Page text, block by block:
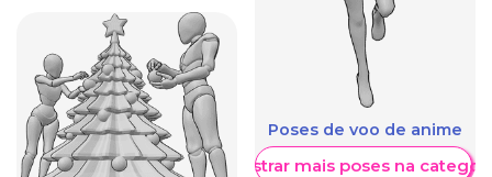
Poses de voo de anime
Mostrar mais poses na